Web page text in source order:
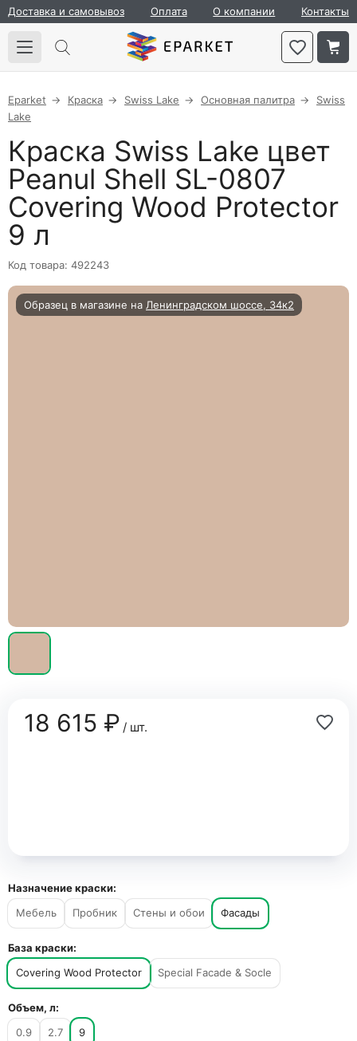
Доставка и самовывоз Оплата О компании Контакты
Eparket Краска Swiss Lake Основная палитра
Swiss
Lake
Краска Swiss Lake цвет
Peanul Shell SL-0807
Covering Wood Protector
9 л
Код товара: 492243
Образец в магазине на Ленинградском шоссе, 34к2
18 615 ₽/ шт.
Назначение краски:
Мебель
Пробник Стены и обои Фасады
База краски:
Covering Wood Protector
Special Facade & Socle
Объем, л:
0.9
2.7 9